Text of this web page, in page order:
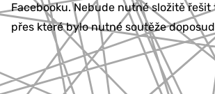
Facebooku. Nebude nutné složitě
přes které bylo nutné soutěže